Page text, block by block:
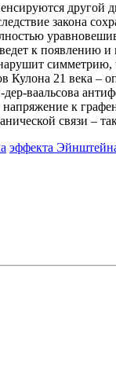
другой
закона
к появлению
21 века –
ваальсова
к
связи –
эффекта